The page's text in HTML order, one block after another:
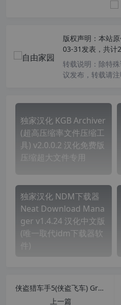
版权声明： 本站
03-31发表，共计
转载说明： 除特
议发布，转载请注
独家汉化 KGB Archiver
(超高压缩率文件压缩工
具) v2.0.0.2 汉化免费版
压缩超大文件专用
独家汉化 NDM下载器
Neat Download Mana
ger v1.4.24 汉化中文版
(唯一取代idm下载器软
件)
侠盗猎车手5(侠盗飞车) Grand Theft Auto V v1.50中英文硬盘版含全附件
上一篇